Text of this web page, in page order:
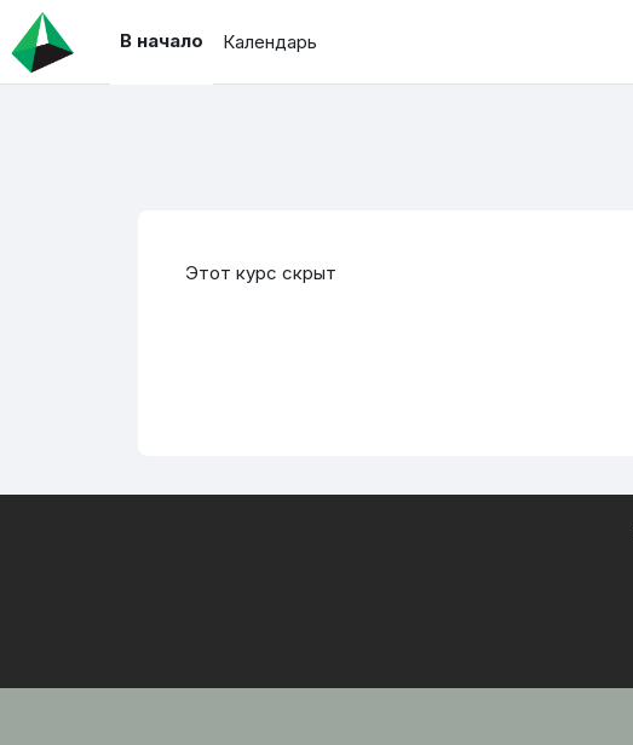
Перейти к основному содержанию
В начало
Календарь
Этот курс скрыт